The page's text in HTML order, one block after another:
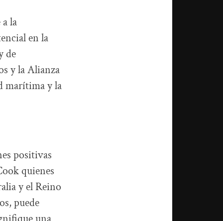
la
en la
de
y la Alianza
marítima y la
positivas
quienes
y el Reino
puede